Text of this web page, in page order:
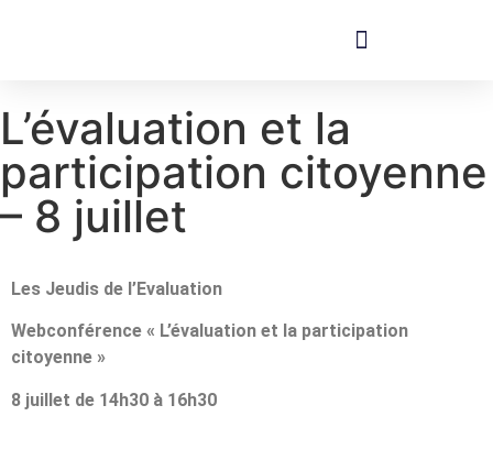
L’évaluation et la
participation citoyenne
– 8 juillet
Les Jeudis de l’Evaluation
Webconférence « L’évaluation et la participation
citoyenne »
8 juillet de 14h30 à 16h30